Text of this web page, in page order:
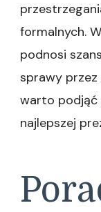
formalnych.
podnosi
sprawy
warto podjąć
najlepszej